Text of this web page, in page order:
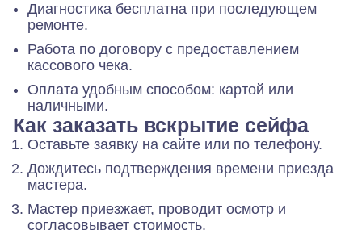
Диагностика бесплатна при последующем
ремонте.
Работа по договору с предоставлением
кассового чека.
Оплата удобным способом: картой или
наличными.
Как заказать вскрытие сейфа
Оставьте заявку на сайте или по телефону.
Дождитесь подтверждения времени приезда
мастера.
Мастер приезжает, проводит осмотр и
согласовывает стоимость.